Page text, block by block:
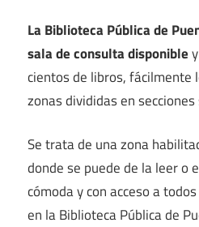
La Biblioteca Pública de
sala de consulta disponible
cientos de libros, fácilmente
zonas divididas en
Se trata de una zona
donde se puede de la leer o
cómoda y con acceso a
en la Biblioteca Pública de